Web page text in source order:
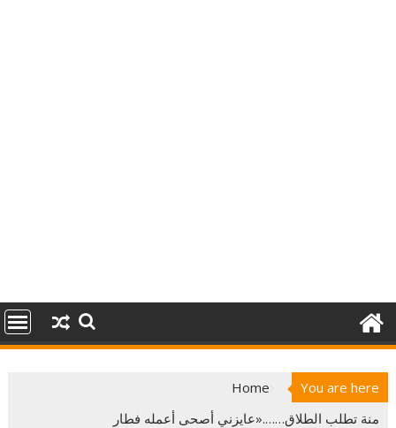
You are here
Home
منة تطلب الطلاق…….«عايزني أصحى أعمله فطار